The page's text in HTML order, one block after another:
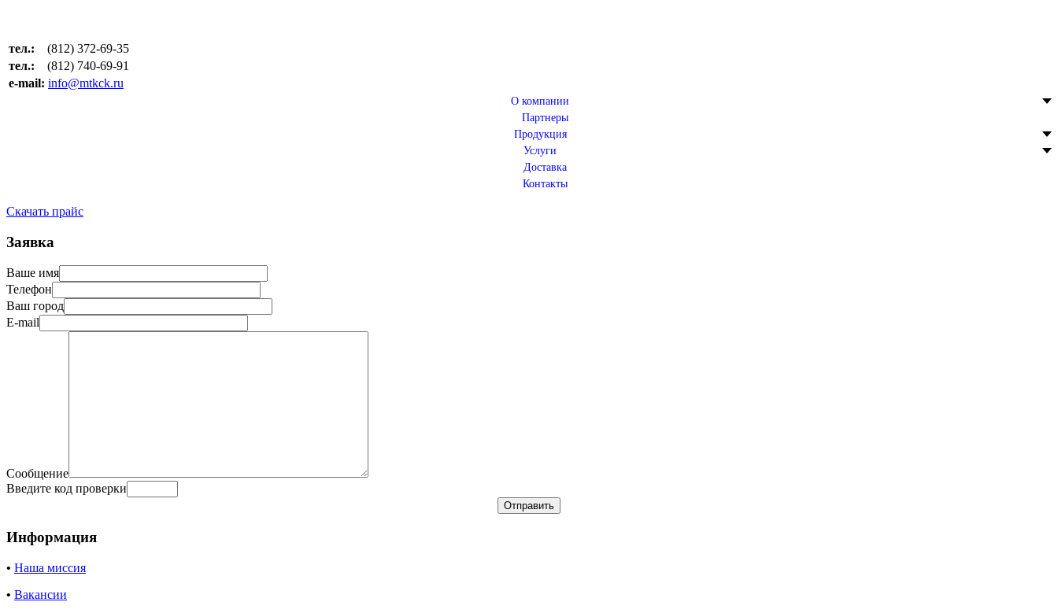
тел.: (812) 372-69-35
тел.: (812) 740-69-91
e-mail: info@mtkck.ru
О компании
Партнеры
Продукция
Услуги
Доставка
Контакты
Скачать прайс
Заявка
Ваше имя
Телефон
Ваш город
E-mail
Сообщение
Введите код проверки
Информация
• Наша миссия
• Вакансии